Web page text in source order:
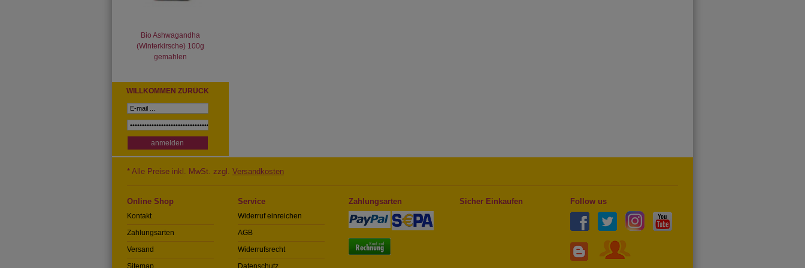
Bio Ashwagandha
(Winterkirsche) 100g
gemahlen
WILLKOMMEN ZURÜCK
* Alle Preise inkl. MwSt. zzgl. Versandkosten
Online Shop
Kontakt
Zahlungsarten
Versand
Sitemap
Service
Widerruf einreichen
AGB
Widerrufsrecht
Datenschutz
Zahlungsarten Sicher Einkaufen Follow us